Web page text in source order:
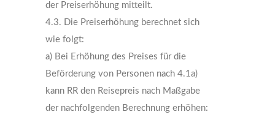
der Preiserhöhung mitteilt.
4.3. Die Preiserhöhung berechnet sich
wie folgt:
a) Bei Erhöhung des Preises für die
Beförderung von Personen nach 4.1a)
kann RR den Reisepreis nach Maßgabe
der nachfolgenden Berechnung erhöhen: